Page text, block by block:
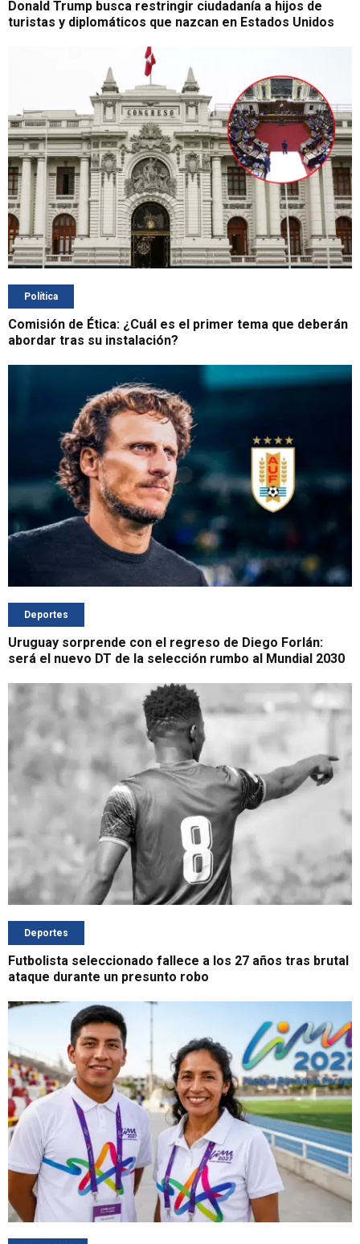
Donald Trump busca restringir ciudadanía a hijos de
turistas y diplomáticos que nazcan en Estados Unidos
Política
Comisión de Ética: ¿Cuál es el primer tema que deberán
abordar tras su instalación?
Deportes
Uruguay sorprende con el regreso de Diego Forlán:
será el nuevo DT de la selección rumbo al Mundial 2030
Deportes
Futbolista seleccionado fallece a los 27 años tras brutal
ataque durante un presunto robo